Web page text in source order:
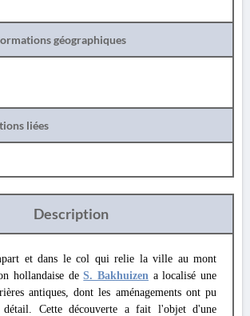
géographiques
liées
Description
et dans le col qui relie la ville au mont
hollandaise deS. Bakhuizen a localisé une
antiques, dont les aménagements ont pu
détail. Cette découverte a fait l'objet d'une